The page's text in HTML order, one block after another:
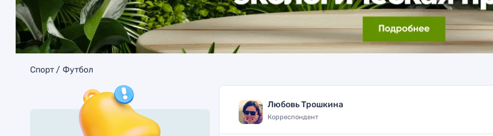
Спорт Футбол
Любовь Трошкина
Корреспондент